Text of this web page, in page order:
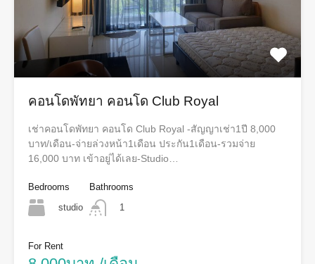
คอนโดพัทยา คอนโด Club Royal
เช่าคอนโดพัทยา คอนโด Club Royal -สัญญาเช่า1ปี 8,000
บาท/เดือน-จ่ายล่วงหน้า1เดือน ประกัน1เดือน-รวมจ่าย
16,000 บาท เข้าอยู่ได้เลย-Studio…
Bedrooms
studio
Bathrooms
1
For Rent